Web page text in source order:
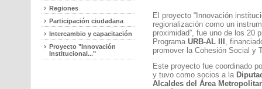
Regiones
Participación ciudadana
Intercambio y capacitación
Proyecto "Innovación
Institucional..."
El proyecto “Innovación
regionalización como un
proximidad”, fue uno de los 20
Programa URB-AL III ,
promover la Cohesión Social y
Este proyecto fue coordinado
y tuvo como socios a la
Alcaldes del Área